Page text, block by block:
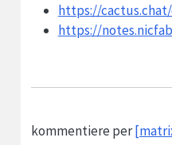
https://
https://
kommentiere per